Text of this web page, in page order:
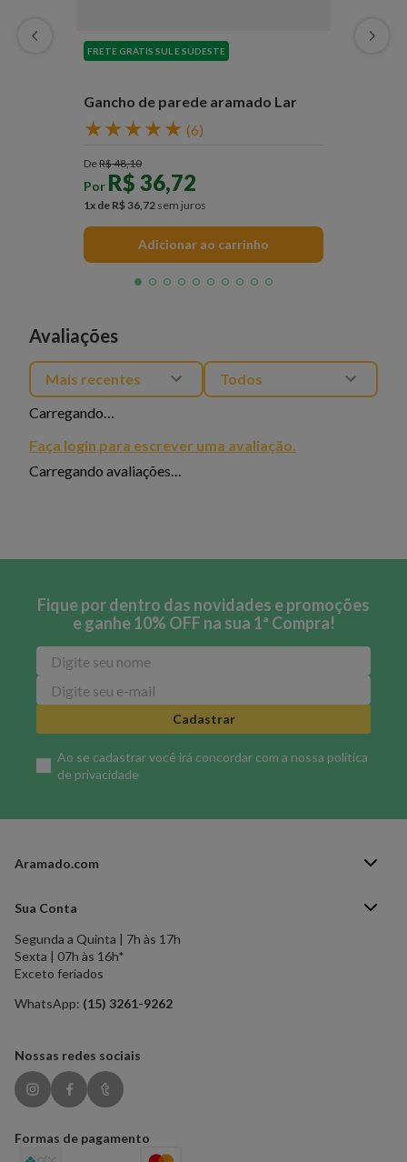
FRETE GRÁTIS SUL E SUDESTE
Gancho de parede aramado Lar
★★★★★ (6)
DeR$48,10
Por R$ 36,72
1x de R$ 36 72 sem juros
Adicionar ao carrinho
Avaliações
Carregando…
Faça login para escrever uma avaliação.
Mais recentes Todos
Carregando avaliações…
Fique por dentro das novidades e promoções
e ganhe 10% OFF na sua 1ª Compra!
Cadastrar
Ao se cadastrar você irá concordar com a nossa política
de privacidade
Aramado.com
Blog Aramado.com
Política de Privacidade
Política de Troca e Devolução
Política de Frete Grátis
Sua Conta
Minha Conta
Meus pedidos
Segunda a Quinta | 7h às 17h
Sexta | 07h às 16h*
Exceto feriados
WhatsApp: (15) 3261-9262
Nossas redes sociais
Formas de pagamento